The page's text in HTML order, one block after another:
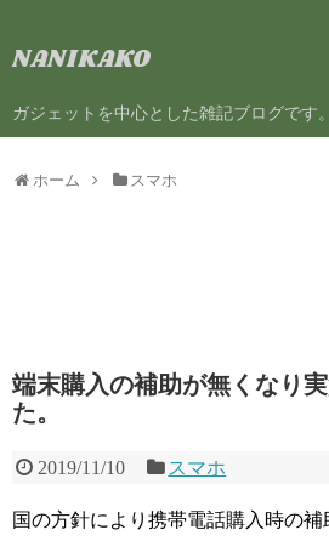
NANIKAKO
ガジェットを中心とした雑記ブログです。
ホーム スマホ
端末購入の補助が無くなり
た。
2019/11/10 スマホ
国の方針により携帯電話購入時の